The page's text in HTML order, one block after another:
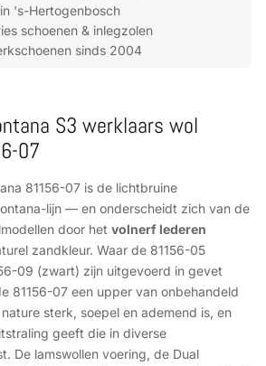
's-Hertogenbosch
schoenen & inlegzolen
sinds 2004
S3 werklaars wol
07
81156-07 is de lichtbruine
lijn — en onderscheidt zich van de
door het volnerf lederen
zandkleur. Waar de 81156-05
09 (zwart) zijn uitgevoerd in gevet
81156-07 een upper van onbehandeld
sterk, soepel en ademend is, en
geeft die in diverse
De lamswollen voering, de Dual